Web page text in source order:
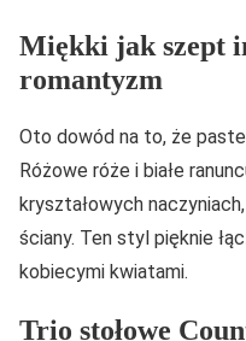
Miękki jak szept
romantyzm
Oto dowód na to, że
Różowe róże i białe
kryształowych
ściany. Ten styl pięknie
kobiecymi kwiatami.
Trio stołowe